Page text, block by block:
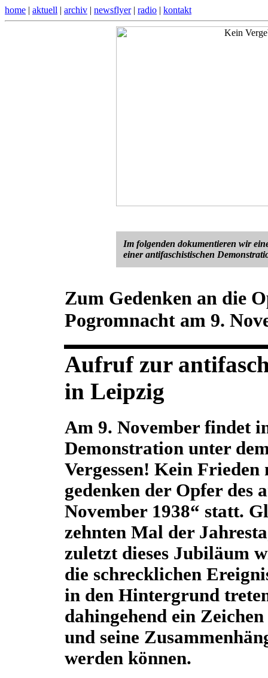
home | aktuell | archiv | newsflyer| radio | kontakt
Im folgenden dokumentieren wir
einer antifaschistischen
Zum Gedenken an die
Pogromnacht am 9.
Aufruf zur
in Leipzig
Am 9. November findet
Demonstration unter
Vergessen! Kein
gedenken der Opfer des
November 1938“ statt.
zehnten Mal der
zuletzt dieses Jubiläum
die schrecklichen
in den Hintergrund
dahingehend ein Zeichen
und seine
werden können.